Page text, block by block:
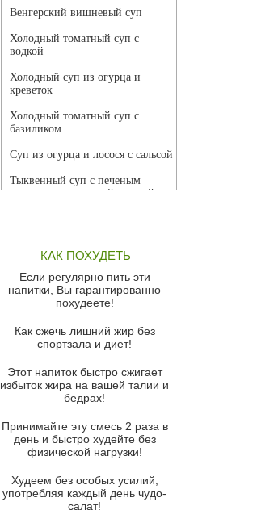
Венгерский вишневый суп
Холодный томатный суп с
водкой
Холодный суп из огурца и
креветок
Холодный томатный суп с
базиликом
Суп из огурца и лосося с сальсой
Тыквенный суп с печеным
чесноком и томатной сальсой
красного перца
Парижский луковый суп
Суп из спаржи и горошка с
Суп-крем из цветной капусты
Французский луковый суп
Суп из баклажанов с моцареллой
Грибной крем-суп с кростини с
козьим сыром
Суп мисо с зеленым луком и
тофу
КАК ПОХУДЕТЬ
Если регулярно пить эти
напитки, Вы гарантированно
похудеете!
Как сжечь лишний жир без
спортзала и диет!
Этот напиток быстро сжигает
избыток жира на вашей талии и
бедрах!
Принимайте эту смесь 2 раза в
день и быстро худейте без
физической нагрузки!
Худеем без особых усилий,
употребляя каждый день чудо-
салат!